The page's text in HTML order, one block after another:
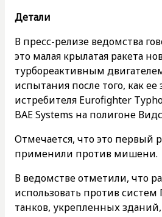
Детали
В пресс-релизе ведомства
это малая крылатая ракета
турбореактивным
испытания после того, как ее
истребителя Eurofighter
BAE Systems на полигоне
Отмечается, что это первый
применили против мишени.
В ведомстве отметили, что
использовать против систем
танков, укрепленных